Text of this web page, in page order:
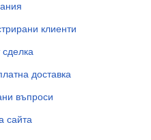
клиенти
сделка
доставка
въпроси
сайта